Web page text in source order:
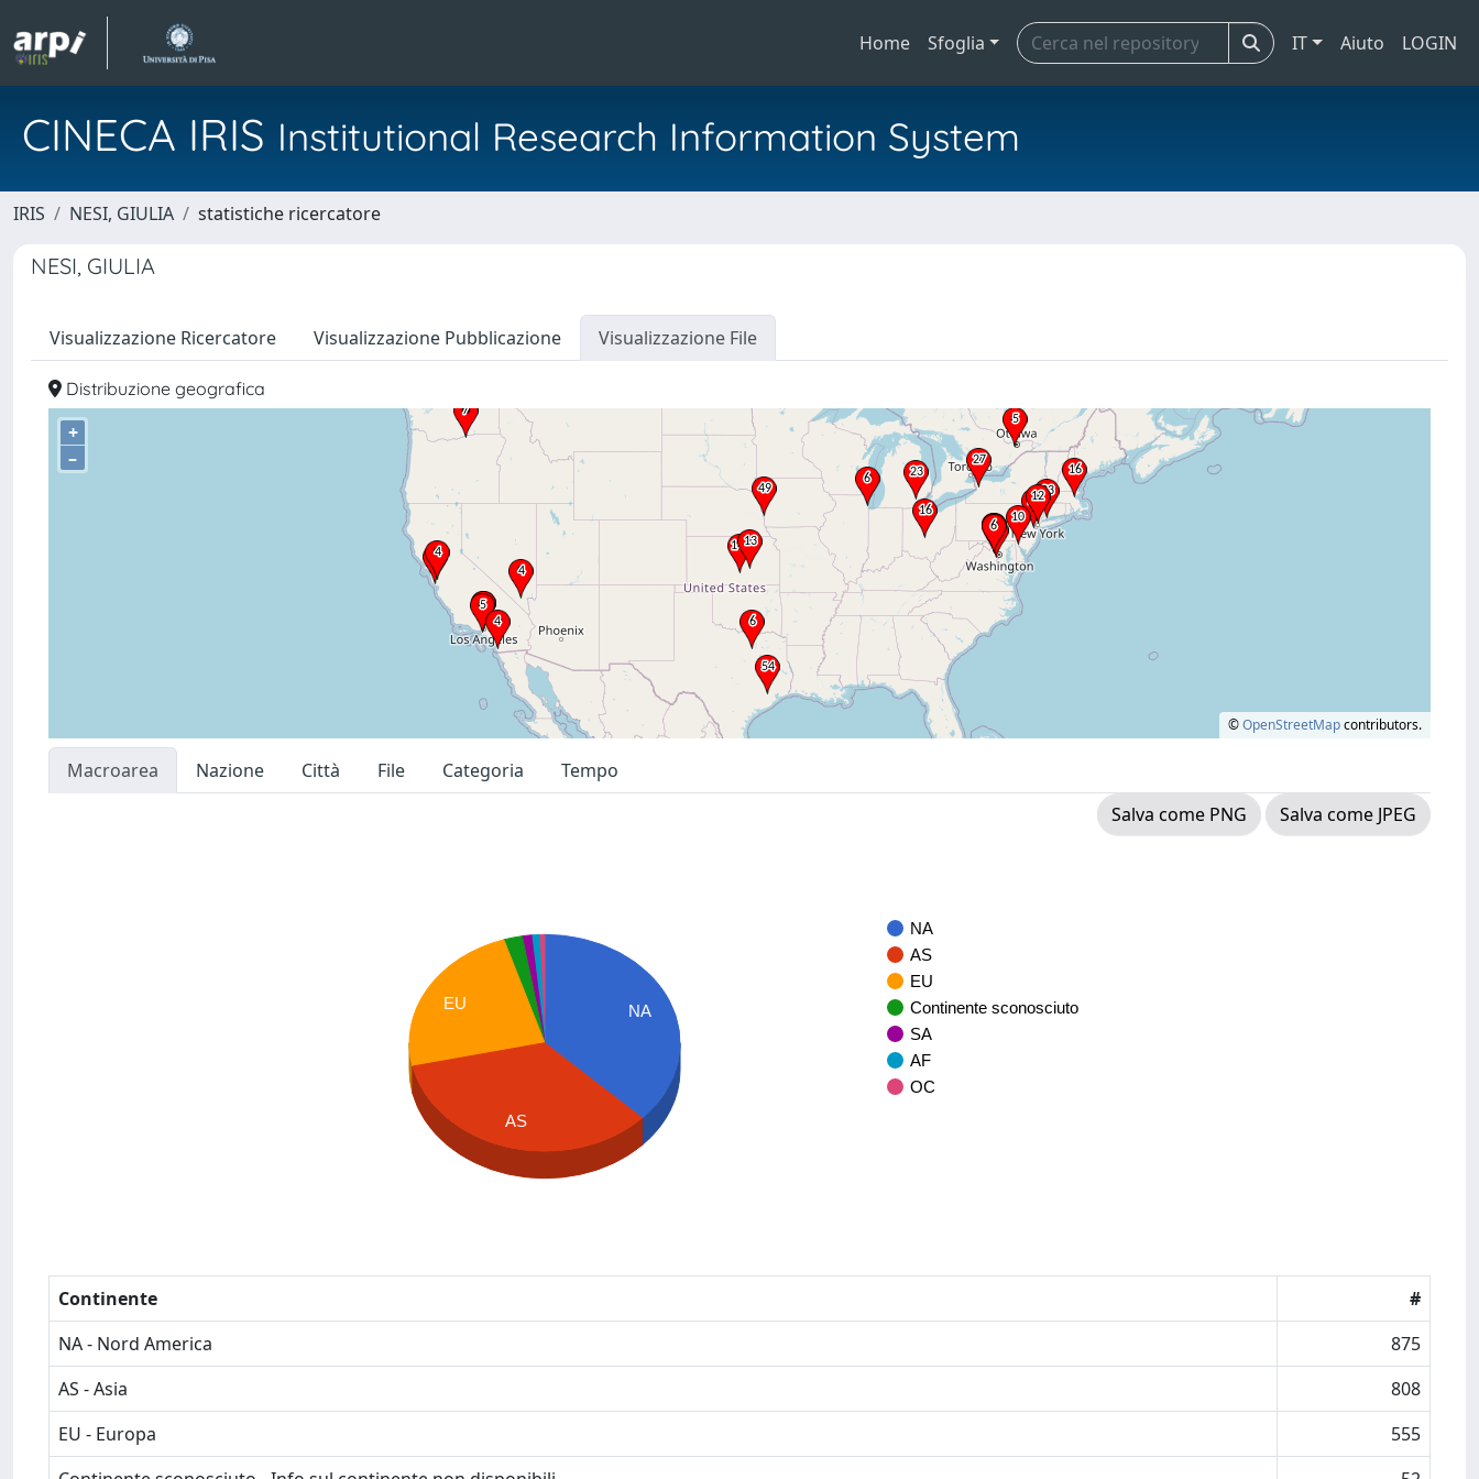
Home Sfoglia IT Aiuto LOGIN
CINECA IRIS Institutional Research Information System
IRIS NESI, GIULIA statistiche ricercatore
NESI, GIULIA
Visualizzazione Ricercatore Visualizzazione Pubblicazione Visualizzazione File
Distribuzione geografica
+
–
©OpenStreetMapcontributors.
Macroarea Nazione Città File Categoria
Tempo
Salva come PNG
Salva come JPEG
NA
AS
EU
Continente sconosciuto
SA
AF
OC
NA
EU
AS
Continente
#
NA - Nord America
875
AS - Asia
808
EU - Europa
555